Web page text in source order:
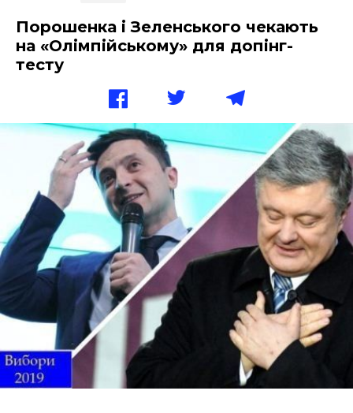
Порошенка і Зеленського чекають
на «Олімпійському» для допінг-
тесту